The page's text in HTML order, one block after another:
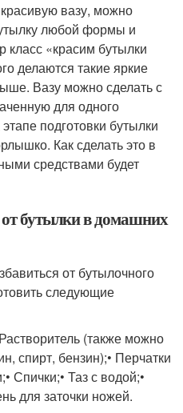
вазу, можно
любой формы и
класс «красим бутылки
делаются такие яркие
Вазу можно сделать с
для одного
подготовки бутылки
Как сделать это в
средствами будет
бутылки в домашних
от бутылочного
следующие
(также можно
спирт, бензин);• Перчатки
Спички;• Таз с водой;•
для заточки ножей.